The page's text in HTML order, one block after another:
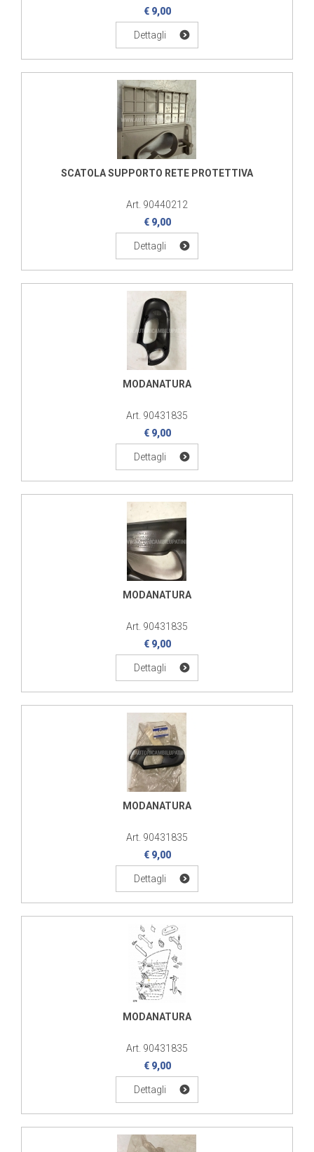
€ 9,00
Dettagli
SCATOLA SUPPORTO RETE PROTETTIVA
Art. 90440212
€ 9,00
Dettagli
MODANATURA
Art. 90431835
€ 9,00
Dettagli
MODANATURA
Art. 90431835
€ 9,00
Dettagli
MODANATURA
Art. 90431835
€ 9,00
Dettagli
MODANATURA
Art. 90431835
€ 9,00
Dettagli